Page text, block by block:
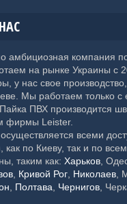
амбициозная компания по
на рынке Украины с
у нас свое
Мы работаем только с
ПВХ производится
фирмы Leister.
всеми
как по Киеву, так и по
таким как: Харьков ,
Кривой Рог Николаев ,
Полтава Чернигов ,